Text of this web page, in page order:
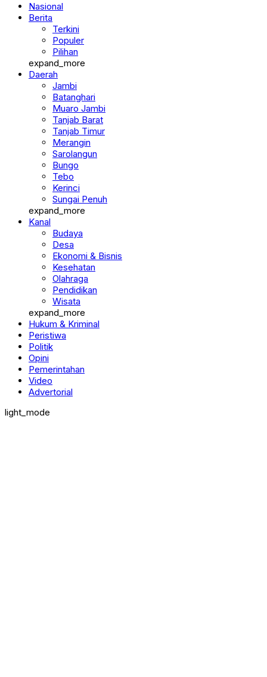
Nasional
Berita
Terkini
Populer
Pilihan
expand_more
Daerah
Jambi
Batanghari
Muaro Jambi
Tanjab Barat
Tanjab Timur
Merangin
Sarolangun
Bungo
Tebo
Kerinci
Sungai Penuh
expand_more
Kanal
Budaya
Desa
Ekonomi & Bisnis
Kesehatan
Olahraga
Pendidikan
Wisata
expand_more
Hukum & Kriminal
Peristiwa
Politik
Opini
Pemerintahan
Video
Advertorial
light_mode